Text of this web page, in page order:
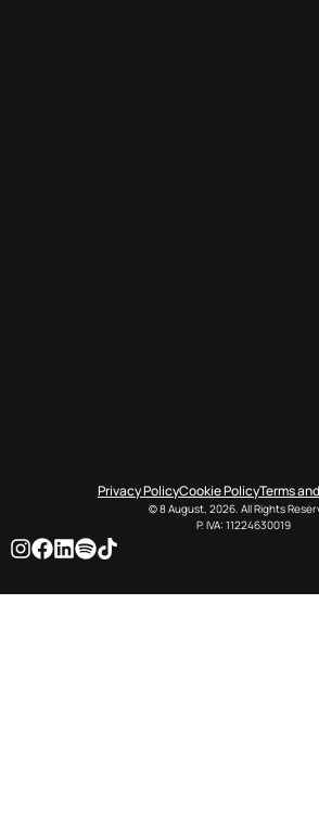
Privacy PolicyCookie PolicyTerms
© 8 August, 2026. All Rights
P. IVA: 11224630019